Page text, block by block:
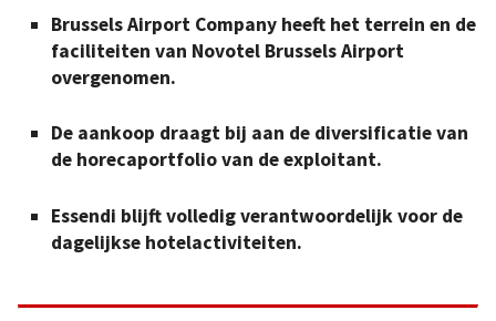
Brussels Airport Company heeft het terrein en de
faciliteiten van Novotel Brussels Airport
overgenomen.
De aankoop draagt bij aan de diversificatie van
de horecaportfolio van de exploitant.
Essendi blijft volledig verantwoordelijk voor de
dagelijkse hotelactiviteiten.